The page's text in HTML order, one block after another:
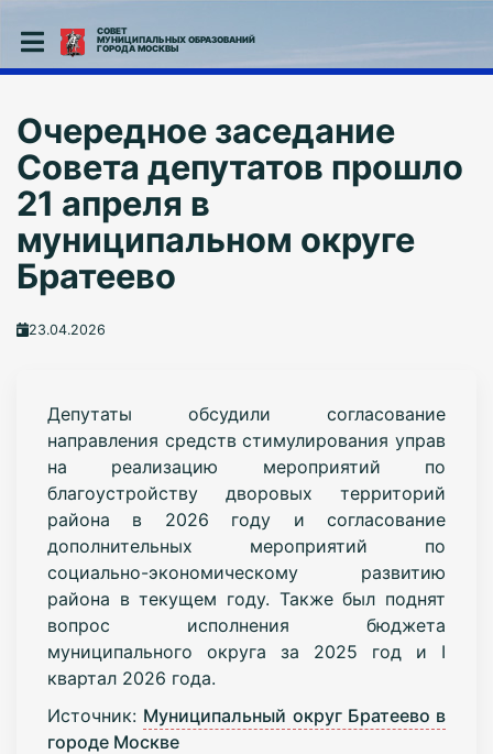
СОВЕТ
МУНИЦИПАЛЬНЫХ ОБРАЗОВАНИЙ
ГОРОДА МОСКВЫ
Очередное заседание
Совета депутатов прошло
21 апреля в
муниципальном округе
Братеево
23.04.2026
Депутаты обсудили согласование
направления средств стимулирования управ
на реализацию мероприятий по
благоустройству дворовых территорий
района в 2026 году и согласование
дополнительных мероприятий по
социально-экономическому развитию
района в текущем году. Также был поднят
вопрос исполнения бюджета
муниципального округа за 2025 год и I
квартал 2026 года.
Источник: Муниципальный округ Братеево в
городе Москве